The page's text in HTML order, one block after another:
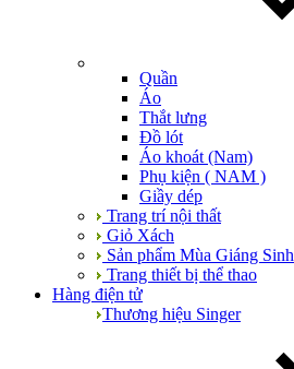
Quần
Áo
Thắt lưng
Đồ lót
Áo khoát (Nam)
Phụ kiện ( NAM )
Giầy dép
Trang trí nội thất
Giỏ Xách
Sản phẩm Mùa Giáng Sinh
Trang thiết bị thể thao
Hàng điện tử
Thương hiệu Singer